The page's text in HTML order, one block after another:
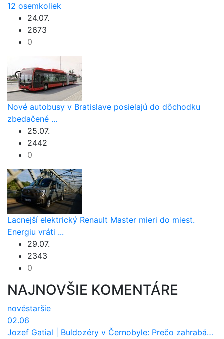
12 osemkoliek
24.07.
2673
0
Nové autobusy v Bratislave posielajú do dôchodku
zbedačené ...
25.07.
2442
0
Lacnejší elektrický Renault Master mieri do miest.
Energiu vráti ...
29.07.
2343
0
NAJNOVŠIE KOMENTÁRE
novéstaršie
02.06
Jozef Gatial
Buldozéry v Černobyle: Prečo zahrabávali Červený les pod zem?